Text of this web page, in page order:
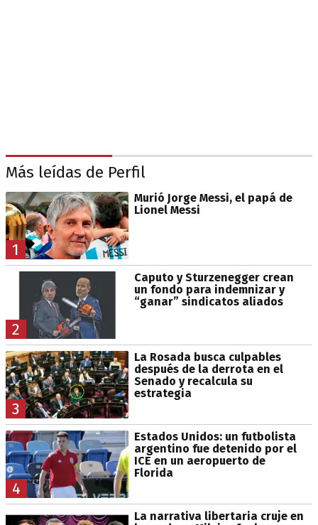
Más leídas de Perfil
1
Murió Jorge Messi, el papá de
Lionel Messi
2
Caputo y Sturzenegger crean
un fondo para indemnizar y
“ganar” sindicatos aliados
3
La Rosada busca culpables
después de la derrota en el
Senado y recalcula su
estrategia
4
Estados Unidos: un futbolista
argentino fue detenido por el
ICE en un aeropuerto de
Florida
La narrativa libertaria cruje en